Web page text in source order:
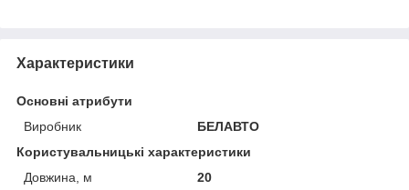
Характеристики
Основні атрибути
Виробник
БЕЛАВТО
Користувальницькі характеристики
Довжина, м
20